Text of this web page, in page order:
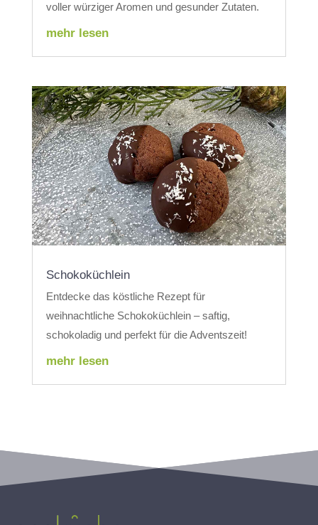
voller würziger Aromen und gesunder Zutaten.
mehr lesen
Schokoküchlein
Entdecke das köstliche Rezept für
weihnachtliche Schokoküchlein – saftig,
schokoladig und perfekt für die Adventszeit!
mehr lesen